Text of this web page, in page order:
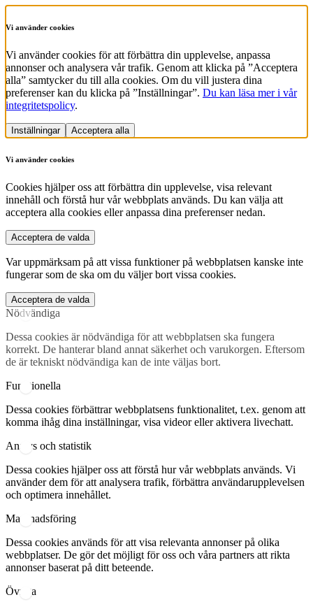
Vi använder cookies
Vi använder cookies för att förbättra din upplevelse, anpassa
annonser och analysera vår trafik. Genom att klicka på ”Acceptera
alla” samtycker du till alla cookies. Om du vill justera dina
preferenser kan du klicka på ”Inställningar”. Du kan läsa mer i vår
integritetspolicy.
Inställningar Acceptera alla
Vi använder cookies
Cookies hjälper oss att förbättra din upplevelse, visa relevant
innehåll och förstå hur vår webbplats används. Du kan välja att
acceptera alla cookies eller anpassa dina preferenser nedan.
Acceptera de valda
Var uppmärksam på att vissa funktioner på webbplatsen kanske inte
fungerar som de ska om du väljer bort vissa cookies.
Acceptera de valda
Nödvändiga
Dessa cookies är nödvändiga för att webbplatsen ska fungera
korrekt. De hanterar bland annat säkerhet och varukorgen. Eftersom
de är tekniskt nödvändiga kan de inte väljas bort.
Funktionella
Dessa cookies förbättrar webbplatsens funktionalitet, t.ex. genom att
komma ihåg dina inställningar, visa videor eller aktivera livechatt.
Analys och statistik
Dessa cookies hjälper oss att förstå hur vår webbplats används. Vi
använder dem för att analysera trafik, förbättra användarupplevelsen
och optimera innehållet.
Marknadsföring
Dessa cookies används för att visa relevanta annonser på olika
webbplatser. De gör det möjligt för oss och våra partners att rikta
annonser baserat på ditt beteende.
Övriga